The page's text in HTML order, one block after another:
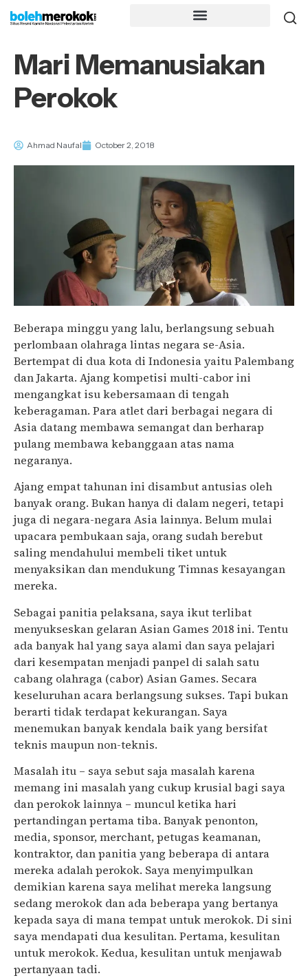
Mari Memanusiakan
Perokok
Ahmad Naufal October 2, 2018
Beberapa minggu yang lalu, berlangsung sebuah
perlombaan olahraga lintas negara se-Asia.
Bertempat di dua kota di Indonesia yaitu Palembang
dan Jakarta. Ajang kompetisi multi-cabor ini
mengangkat isu kebersamaan di tengah
keberagaman. Para atlet dari berbagai negara di
Asia datang membawa semangat dan berharap
pulang membawa kebanggaan atas nama
negaranya.
Ajang empat tahunan ini disambut antusias oleh
banyak orang. Bukan hanya di dalam negeri, tetapi
juga di negara-negara Asia lainnya. Belum mulai
upacara pembukaan saja, orang sudah berebut
saling mendahului membeli tiket untuk
menyaksikan dan mendukung Timnas kesayangan
mereka.
Sebagai panitia pelaksana, saya ikut terlibat
menyukseskan gelaran Asian Games 2018 ini. Tentu
ada banyak hal yang saya alami dan saya pelajari
dari kesempatan menjadi panpel di salah satu
cabang olahraga (cabor) Asian Games. Secara
keseluruhan acara berlangsung sukses. Tapi bukan
berarti tidak terdapat kekurangan. Saya
menemukan banyak kendala baik yang bersifat
teknis maupun non-teknis.
Masalah itu – saya sebut saja masalah karena
memang ini masalah yang cukup krusial bagi saya
dan perokok lainnya – muncul ketika hari
pertandingan pertama tiba. Banyak penonton,
media, sponsor, merchant, petugas keamanan,
kontraktor, dan panitia yang beberapa di antara
mereka adalah perokok. Saya menyimpulkan
demikian karena saya melihat mereka langsung
sedang merokok dan ada beberapa yang bertanya
kepada saya di mana tempat untuk merokok. Di sini
saya mendapati dua kesulitan. Pertama, kesulitan
untuk merokok. Kedua, kesulitan untuk menjawab
pertanyaan tadi.